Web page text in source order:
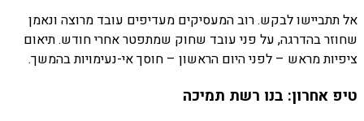
אל תתביישו לבקש. רוב המעסיקים מעדיפים עובד מרוצה ונאמן
שחוזר בהדרגה, על פני עובד שחוק שמתפטר אחרי חודש. תיאום
ציפיות מראש – לפני היום הראשון – חוסך אי-נעימויות בהמשך.
טיפ אחרון: בנו רשת תמיכה